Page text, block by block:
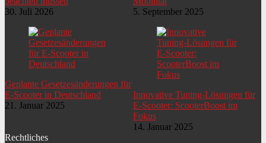
30. Juli 2026
5. September 2025
Geplante Gesetzesänderungen für
E-Scooter in Deutschland
21. Januar 2025
Innovative Tuning-Lösungen für
E-Scooter: ScooterBoost im
Fokus
14. Januar 2025
Rechtliches